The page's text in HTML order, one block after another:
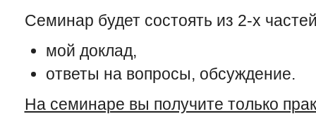
Семинар будет состоять из 2-х
мой доклад,
ответы на вопросы, обсуждение.
На семинаре вы получите только